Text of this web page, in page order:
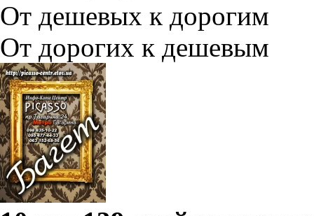
От дешевых к дорогим
От дорогих к дешевым